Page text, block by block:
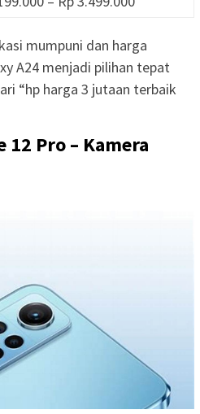
mumpuni dan harga
A24 menjadi pilihan tepat
“hp harga 3 jutaan terbaik
Pro – Kamera